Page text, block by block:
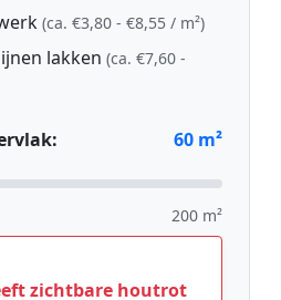
(ca. €3,80 - €8,55 / m²)
lakken (ca. €7,60 -
60 m²
200 m²
zichtbare houtrot